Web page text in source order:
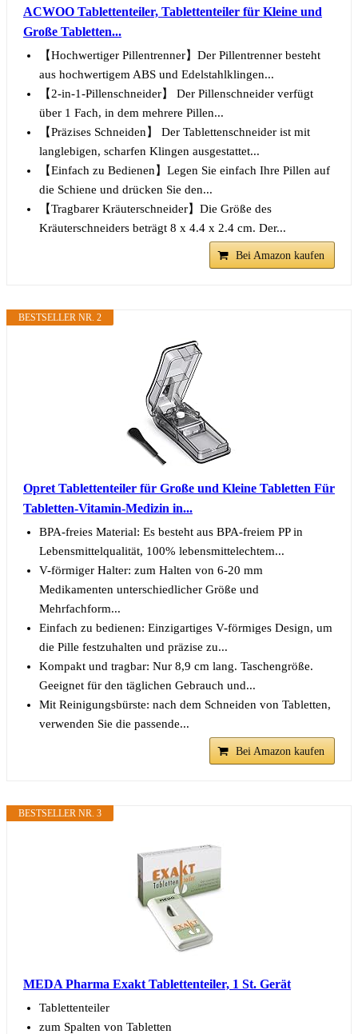
ACWOO Tablettenteiler, Tablettenteiler für Kleine und
Große Tabletten...
【Hochwertiger Pillentrenner】Der Pillentrenner besteht
aus hochwertigem ABS und Edelstahlklingen...
【2-in-1-Pillenschneider】 Der Pillenschneider verfügt
über 1 Fach, in dem mehrere Pillen...
【Präzises Schneiden】 Der Tablettenschneider ist mit
langlebigen, scharfen Klingen ausgestattet...
【Einfach zu Bedienen】Legen Sie einfach Ihre Pillen auf
die Schiene und drücken Sie den...
【Tragbarer Kräuterschneider】Die Größe des
Kräuterschneiders beträgt 8 x 4.4 x 2.4 cm. Der...
Bei Amazon kaufen
BESTSELLER NR. 2
Opret Tablettenteiler für Große und Kleine Tabletten Für
Tabletten-Vitamin-Medizin in...
BPA-freies Material: Es besteht aus BPA-freiem PP in
Lebensmittelqualität, 100% lebensmittelechtem...
V-förmiger Halter: zum Halten von 6-20 mm
Medikamenten unterschiedlicher Größe und
Mehrfachform...
Einfach zu bedienen: Einzigartiges V-förmiges Design, um
die Pille festzuhalten und präzise zu...
Kompakt und tragbar: Nur 8,9 cm lang. Taschengröße.
Geeignet für den täglichen Gebrauch und...
Mit Reinigungsbürste: nach dem Schneiden von Tabletten,
verwenden Sie die passende...
Bei Amazon kaufen
BESTSELLER NR. 3
MEDA Pharma Exakt Tablettenteiler, 1 St. Gerät
Tablettenteiler
zum Spalten von Tabletten